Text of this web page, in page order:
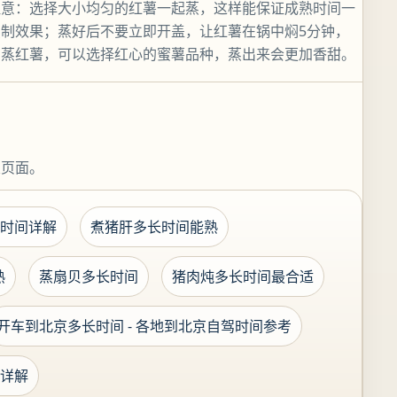
：选择大小均匀的红薯一起蒸，这样能保证成熟时间一
效果；蒸好后不要立即开盖，让红薯在锅中焖5分钟，
红薯，可以选择红心的蜜薯品种，蒸出来会更加香甜。
面。
间详解 煮猪肝多长时间能熟
蒸扇贝多长时间 猪肉炖多长时间最合适
车到北京多长时间 - 各地到北京自驾时间参考
解